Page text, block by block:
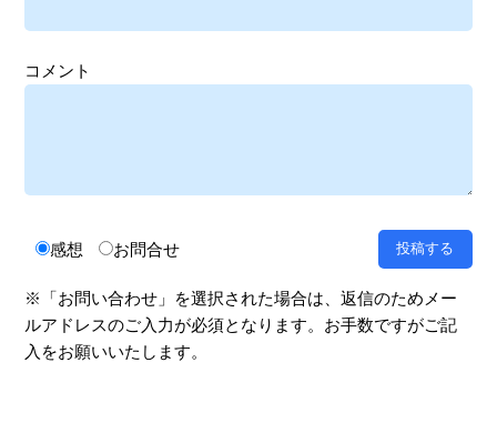
コメント
感想 お問合せ
※「お問い合わせ」を選択された場合は、返信のためメー
ルアドレスのご入力が必須となります。お手数ですがご記
入をお願いいたします。